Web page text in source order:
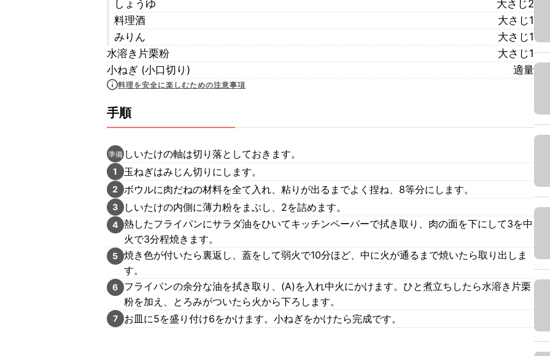
しょうゆ
大さじ2
料理酒
大さじ1
みりん
大さじ1
水溶き片栗粉
大さじ1
小ねぎ (小口切り)
適量
料理を安全に楽しむための注意事項
手順
準備 しいたけの軸は切り落としておきます。
1 玉ねぎはみじん切りにします。
2 ボウルに肉だねの材料を全て入れ、粘りが出るまでよく捏ね、8等分にします。
3 しいたけの内側に薄力粉をまぶし、2を詰めます。
4 熱したフライパンにサラダ油をひいてキッチンペーパーで拭き取り、肉の面を下にして3を中
火で3分程焼きます。
5 焼き色が付いたら裏返し、蓋をして弱火で10分ほど、中に火が通るまで焼いたら取り出しま
す。
6
フライパンの余分な油を拭き取り、(A)を入れ中火にかけます。ひと煮立ちしたら水溶き片栗
粉を加え、とろみがついたら火から下ろします。
7 お皿に5を盛り付け6をかけます。小ねぎをかけたら完成です。